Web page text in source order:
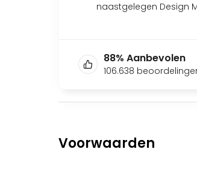
naastgelegen Design
88% Aanbevolen
106.638
Voorwaarden